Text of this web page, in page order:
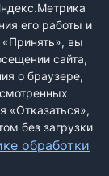
его работы и
вы
сайта,
о браузере,
«Отказаться»,
без загрузки
обработки